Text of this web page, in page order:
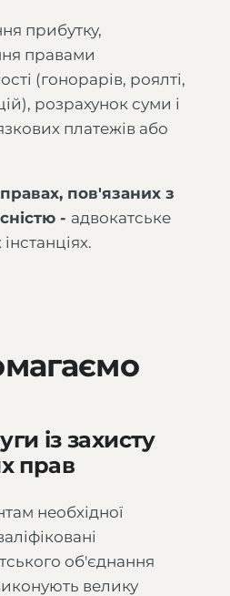
прибутку,
правами
(гонорарів, роялті,
розрахунок суми і
платежів або
пов'язаних з
- адвокатське
із захисту
прав
необхідної
об'єднання
велику